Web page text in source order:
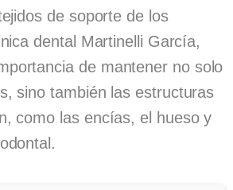
de soporte de los
dental Martinelli García,
de mantener no solo
sino también las estructuras
como las encías, el hueso y